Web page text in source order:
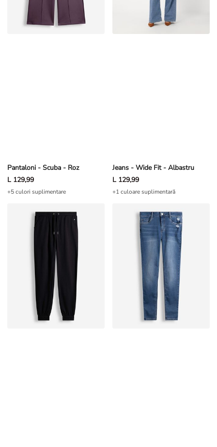
Pantaloni - Scuba - Roz
L 129,99
+5 culori suplimentare
Jeans - Wide Fit - Albastru
L 129,99
+1 culoare suplimentară